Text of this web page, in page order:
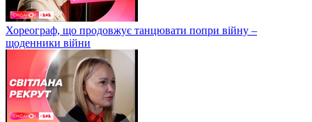
Хореограф, що продовжує танцювати попри війну –
щоденники війни